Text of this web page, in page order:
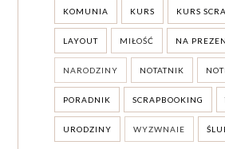
KOMUNIA KURS KURS
LAYOUT MIŁOŚĆ NA
NARODZINY NOTATNIK
PORADNIK SCRAPBOOKING
URODZINY WYZWNAIE